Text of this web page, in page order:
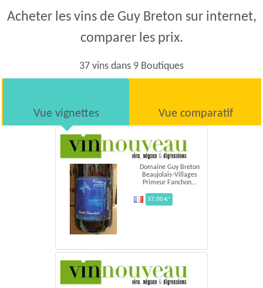
Acheter les vins de Guy Breton sur internet,
comparer les prix.
37 vins dans 9 Boutiques
Vue vignettes Vue comparatif
Domaine Guy Breton
Beaujolais-Villages
Primeur Fanchon...
37,00 €*